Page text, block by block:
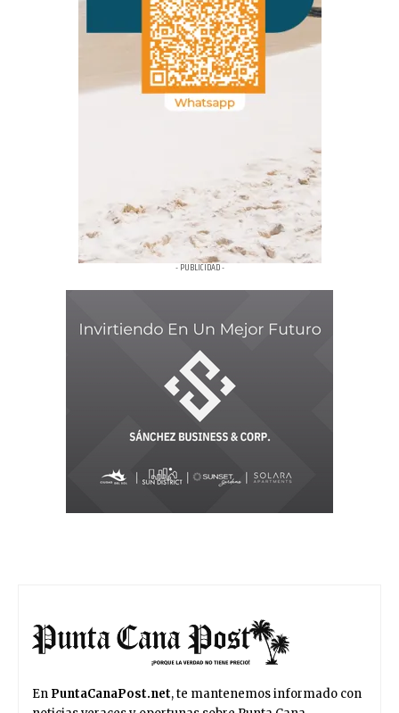
- PUBLICIDAD -
En PuntaCanaPost.net, te mantenemos informado con